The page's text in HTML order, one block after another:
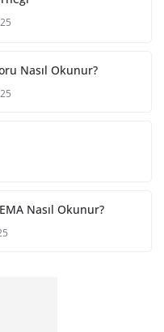
Nasıl Okunur?
Nasıl Okunur?